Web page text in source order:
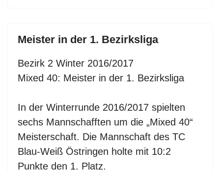
Meister in der 1. Bezirksliga
Bezirk 2 Winter 2016/2017
Mixed 40: Meister in der 1. Bezirksliga
In der Winterrunde 2016/2017 spielten
sechs Mannschafften um die „Mixed 40“
Meisterschaft. Die Mannschaft des TC
Blau-Weiß Östringen holte mit 10:2
Punkte den 1. Platz.